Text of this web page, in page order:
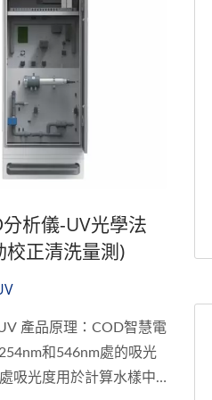
析儀-UV光學法
校正清洗量測)
產品原理：COD智慧電
和546nm處的吸光
吸光度用於計算水樣中